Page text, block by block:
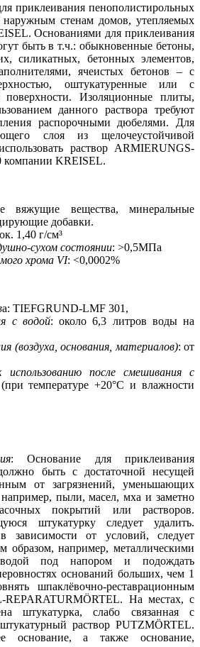
приклеивания пенополистирольных
стенам домов, утепляемых
Основаниями для приклеивания
быть в т.ч.: обыкновенные бетоны,
силикатных, бетонных элементов,
ячеистых бетонов – с
оштукатуренные или с
Изоляционные плиты,
данного раствора требуют
распорочными дюбелями. Для
слоя из щелочеустойчивой
раствор ARMIERUNGS-
KREISEL.
вяжущие вещества, минеральные
добавки.
1,40 г/см³
сухом состоянии: >0,5МПа
хрома VI: <0,0002%
а: TIEFGRUND-LMF 301,
с водой: около 6,3 литров воды на
(воздуха, основания, материалов): от
после смешивания с
температуре +20°С и влажности
: Основание для приклеивания
быть с достаточной несущей
от загрязнений, уменьшающих
пыли, масел, мха и заметно
покрытий или растворов.
штукатурку следует удалить.
зависимости от условий, следует
образом, например, металлическими
под напором и подождать
оснований больших, чем 1
шпаклёвочно-реставрационным
REPARATURMÖRTEL. На местах, с
штукатурка, слабо связанная с
раствор PUTZMÖRTEL.
основание, а также основание,